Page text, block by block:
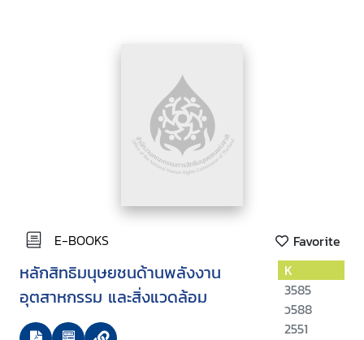
E-BOOKS Favorite
หลักสิทธิมนุษยชนด้านพลังงาน
อุตสาหกรรม และสิ่งแวดล้อม
K
3585
ว588
2551